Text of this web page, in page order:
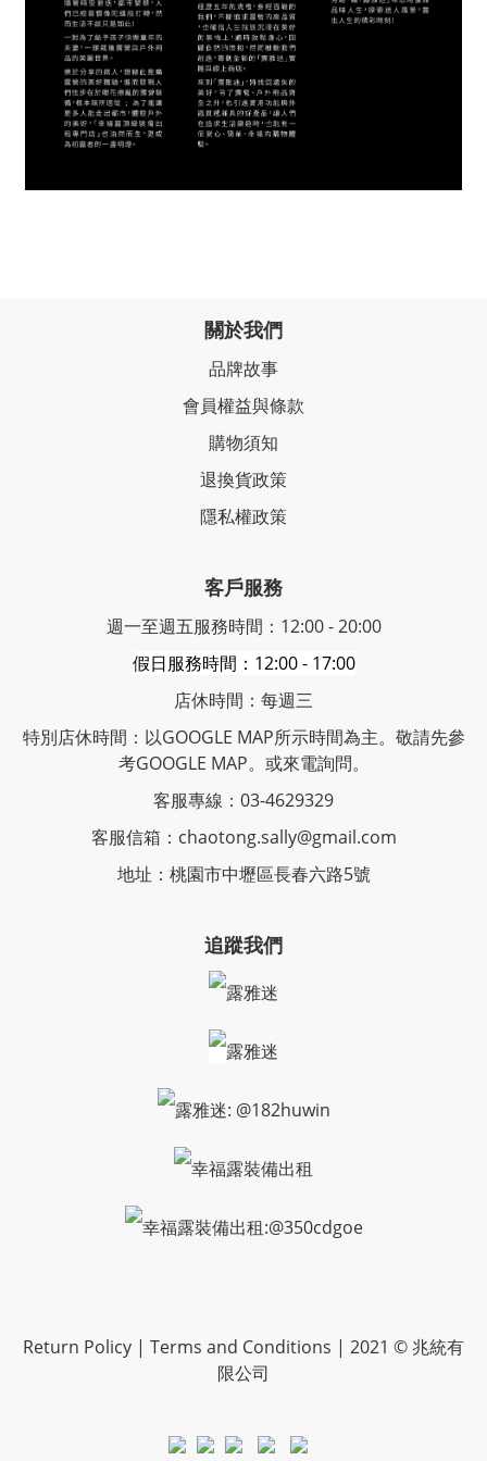
關於我們
品牌故事
會員權益與條款
購物須知
退換貨政策
隱私權政策
客戶服務
週一至週五服務時間：12:00 - 20:00
假日服務時間：12:00 - 17:00
店休時間：每週三
特別店休時間：以GOOGLE MAP所示時間為主。敬請先參
考GOOGLE MAP。或來電詢問。
客服專線：03-4629329
客服信箱：chaotong.sally@gmail.com
地址：桃園市中壢區長春六路5號
追蹤我們
露雅迷
露雅迷
露雅迷: @182huwin
幸福露裝備出租
幸福露裝備出租:@350cdgoe
Return Policy | Terms and Conditions | 2021 © 兆統有
限公司